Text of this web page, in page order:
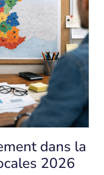
dans la
2026